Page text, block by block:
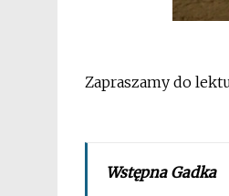
Zapraszamy do
Wstępna Gadka